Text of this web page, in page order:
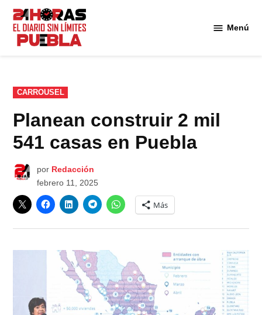
Saltar
contenido
Menú
PUBLICADO
EN
CARROUSEL
Planean construir 2 mil
541 casas en Puebla
por Redacción
febrero 11, 2025
Más